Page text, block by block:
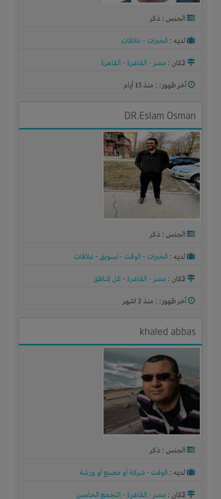
الجنس : ذكر
لديـه : الخبرات - علاقات
المكان : مصر- القاهرة - القاهرة
آخر ظهور: : منذ 15 أيام
DR.Eslam Osman
الجنس : ذكر
لديـه : الخبرات - الوقت - تسويق - علاقات
المكان : مصر- القاهرة - كل المناطق
آخر ظهور: : منذ 2 اشهر
khaled abbas
الجنس : ذكر
لديـه : الوقت - شركة أو مصنع أو ورشة
المكان : مصر- القاهرة - التجمع الخامس